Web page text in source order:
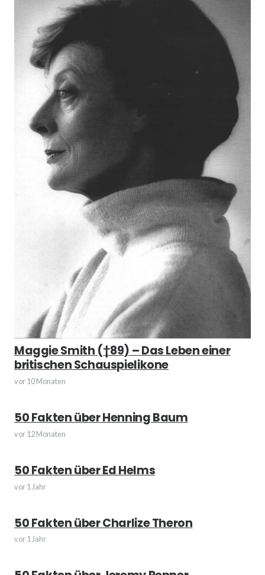
Maggie Smith (†89) – Das Leben einer
britischen Schauspielikone
vor 10 Monaten
50 Fakten über Henning Baum
vor 12 Monaten
50 Fakten über Ed Helms
vor 1 Jahr
50 Fakten über Charlize Theron
vor 1 Jahr